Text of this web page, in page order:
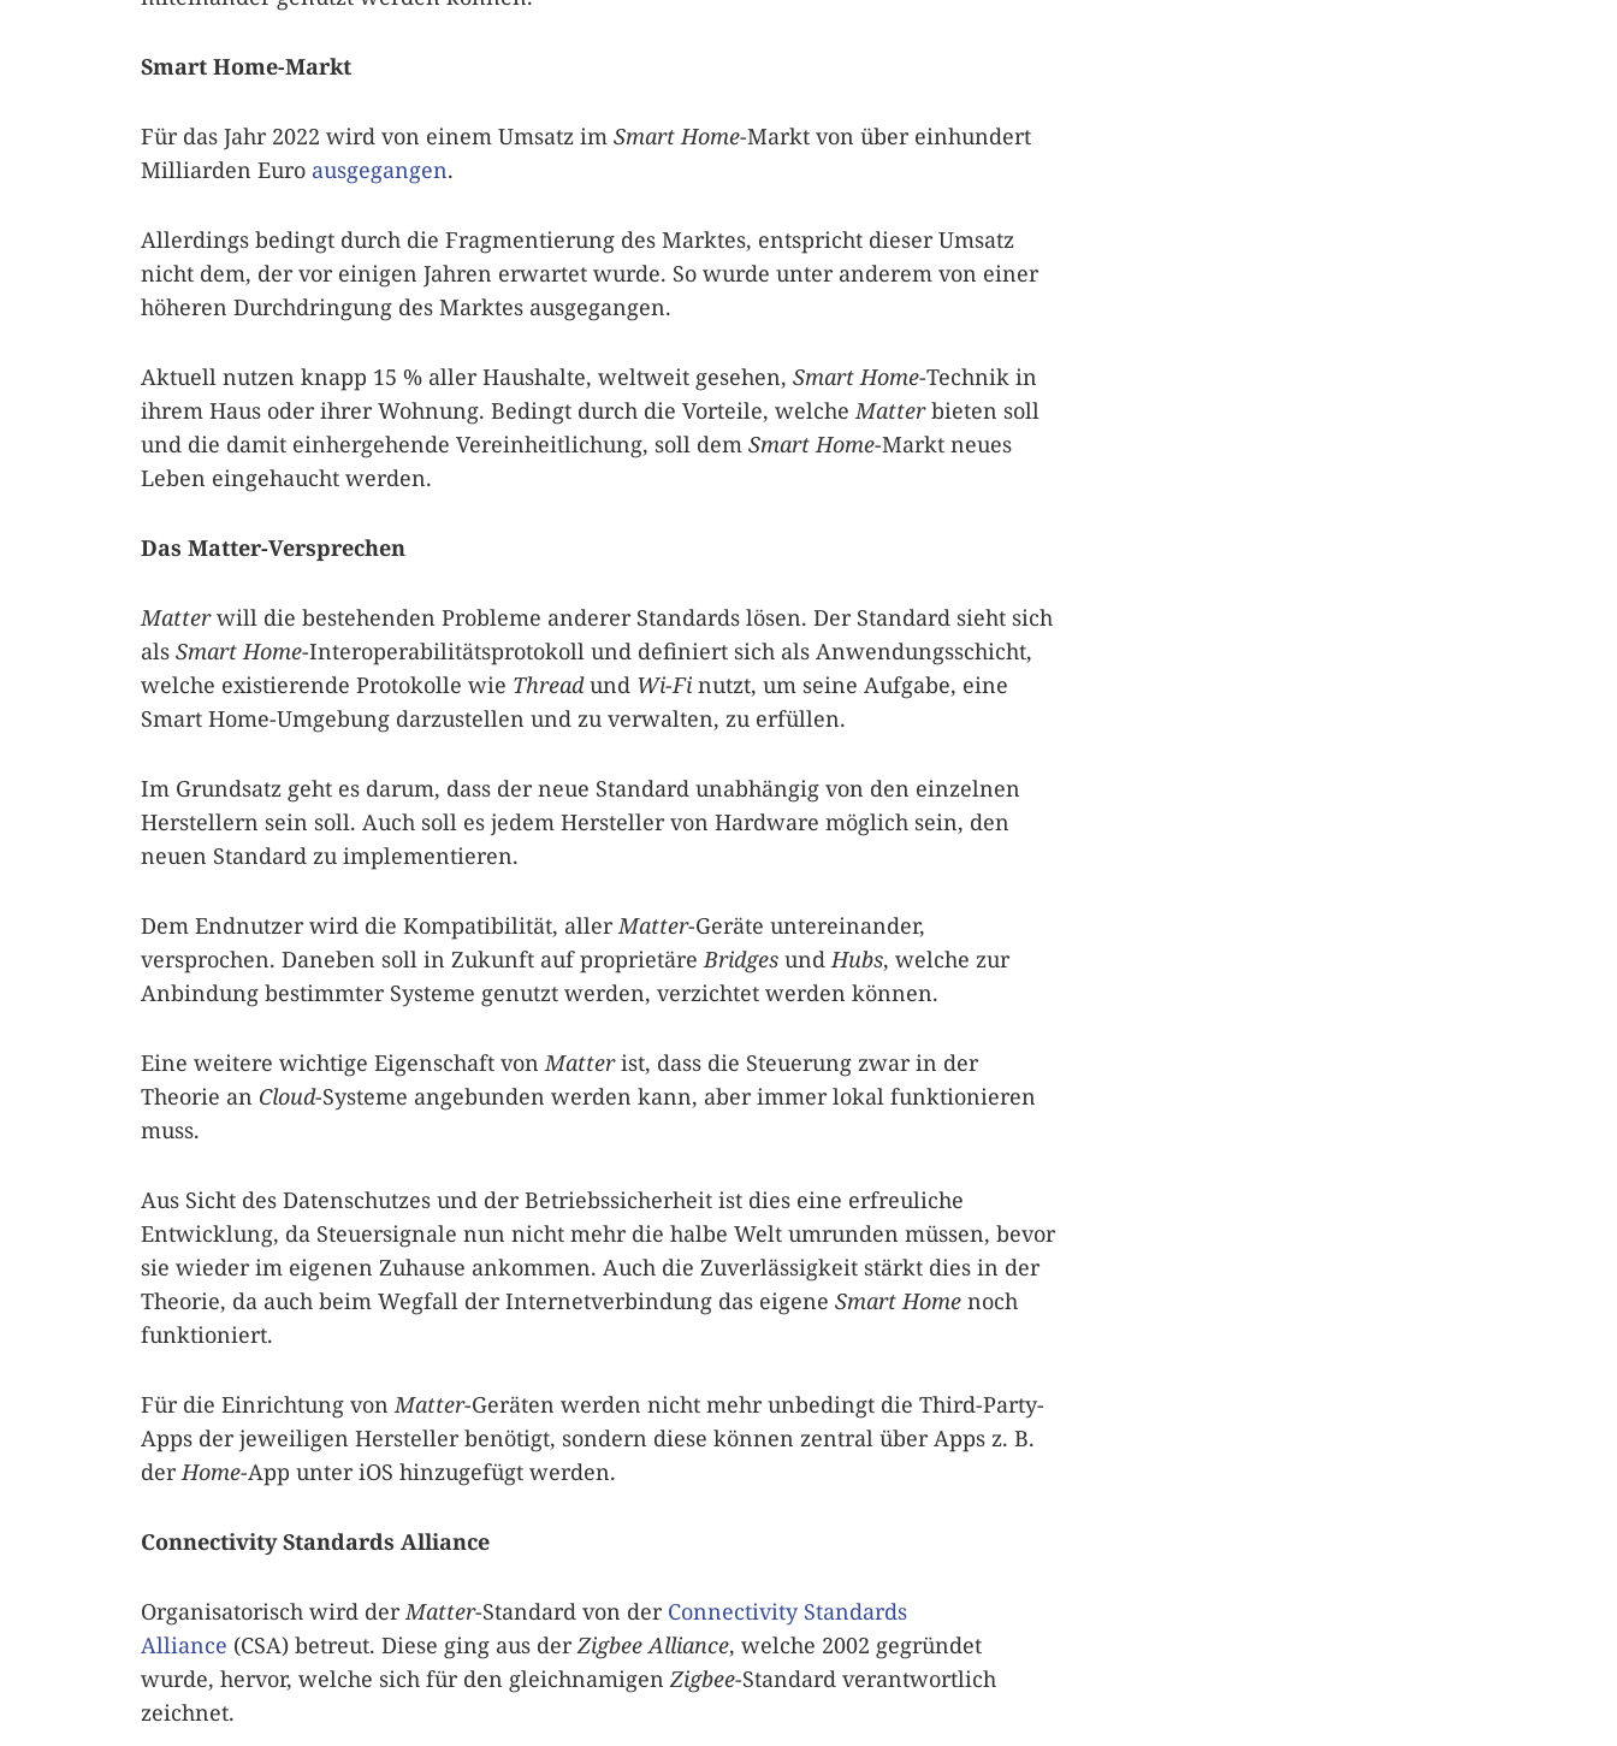
Smart Home-Markt
Für das Jahr 2022 wird von einem Umsatz im Smart Home-Markt von über einhundert
Milliarden Euro ausgegangen.
Allerdings bedingt durch die Fragmentierung des Marktes, entspricht dieser Umsatz
nicht dem, der vor einigen Jahren erwartet wurde. So wurde unter anderem von einer
höheren Durchdringung des Marktes ausgegangen.
Aktuell nutzen knapp 15 % aller Haushalte, weltweit gesehen, Smart Home-Technik in
ihrem Haus oder ihrer Wohnung. Bedingt durch die Vorteile, welcheMatterbieten soll
und die damit einhergehende Vereinheitlichung, soll dem Smart Home-Markt neues
Leben eingehaucht werden.
Das Matter-Versprechen
Matterwill die bestehenden Probleme anderer Standards lösen. Der Standard sieht sich
als Smart Home-Interoperabilitätsprotokoll und definiert sich als Anwendungsschicht,
welche existierende Protokolle wie Threadund Wi-Fi nutzt, um seine Aufgabe, eine
Smart Home-Umgebung darzustellen und zu verwalten, zu erfüllen.
Im Grundsatz geht es darum, dass der neue Standard unabhängig von den einzelnen
Herstellern sein soll. Auch soll es jedem Hersteller von Hardware möglich sein, den
neuen Standard zu implementieren.
Dem Endnutzer wird die Kompatibilität, allerMatter-Geräte untereinander,
versprochen. Daneben soll in Zukunft auf proprietäreBridges undHubs, welche zur
Anbindung bestimmter Systeme genutzt werden, verzichtet werden können.
Eine weitere wichtige Eigenschaft vonMatterist, dass die Steuerung zwar in der
Theorie an Cloud-Systeme angebunden werden kann, aber immer lokal funktionieren
muss.
Aus Sicht des Datenschutzes und der Betriebssicherheit ist dies eine erfreuliche
Entwicklung, da Steuersignale nun nicht mehr die halbe Welt umrunden müssen, bevor
sie wieder im eigenen Zuhause ankommen. Auch die Zuverlässigkeit stärkt dies in der
Theorie, da auch beim Wegfall der Internetverbindung das eigene Smart Home noch
funktioniert.
Für die Einrichtung vonMatter-Geräten werden nicht mehr unbedingt die Third-Party-
Apps der jeweiligen Hersteller benötigt, sondern diese können zentral über Apps z. B.
derHome-App unter iOS hinzugefügt werden.
Connectivity Standards Alliance
Organisatorisch wird derMatter-Standard von der Connectivity Standards
Alliance (CSA) betreut. Diese ging aus derZigbee Alliance, welche 2002 gegründet
wurde, hervor, welche sich für den gleichnamigenZigbee-Standard verantwortlich
zeichnet.